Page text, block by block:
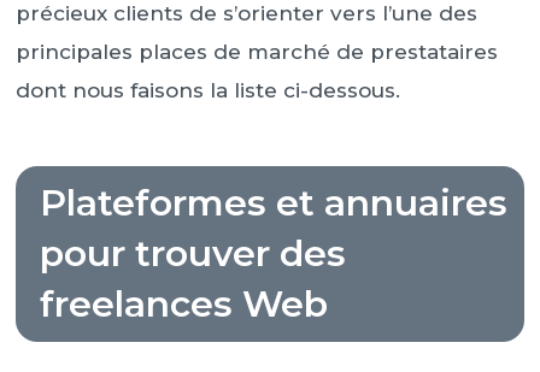
précieux clients de s’orienter vers l’une des
principales places de marché de prestataires
dont nous faisons la liste ci-dessous.
Plateformes et annuaires
pour trouver des
freelances Web